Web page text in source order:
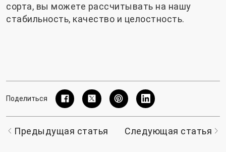
сорта, вы можете рассчитывать на нашу
стабильность, качество и целостность.
Поделиться
Предыдущая статья Следующая статья